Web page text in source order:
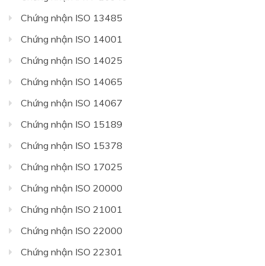
Chứng nhận ISO 13485
Chứng nhận ISO 14001
Chứng nhận ISO 14025
Chứng nhận ISO 14065
Chứng nhận ISO 14067
Chứng nhận ISO 15189
Chứng nhận ISO 15378
Chứng nhận ISO 17025
Chứng nhận ISO 20000
Chứng nhận ISO 21001
Chứng nhận ISO 22000
Chứng nhận ISO 22301